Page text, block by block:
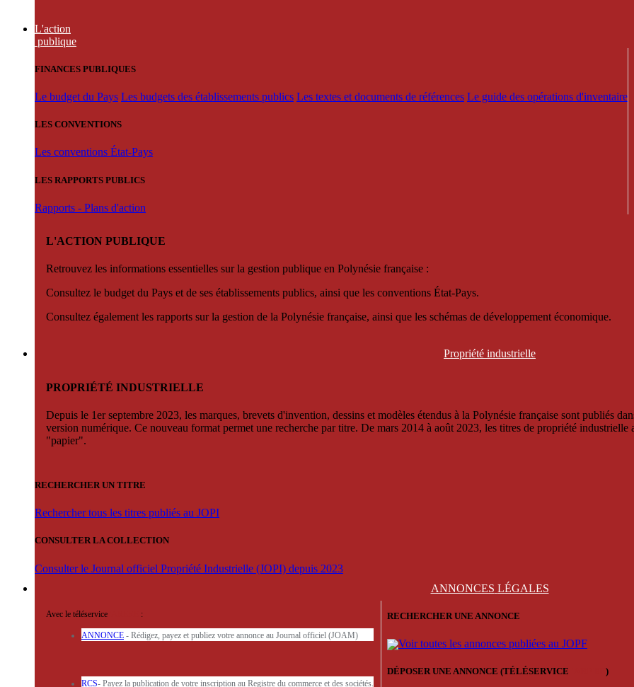
L'action
publique
FINANCES PUBLIQUES
Le budget du Pays Les budgets des établissements publics Les textes et documents de références Le guide des opérations d'inventaire
LES CONVENTIONS
Les conventions État-Pays
LES RAPPORTS PUBLICS
Rapports - Plans d'action
L'ACTION PUBLIQUE
Retrouvez les informations essentielles sur la gestion publique en Polynésie française :
Consultez le budget du Pays et de ses établissements publics, ainsi que les conventions État-Pays.
Consultez également les rapports sur la gestion de la Polynésie française, ainsi que les schémas de développement économique.
Propriété industrielle
PROPRIÉTÉ INDUSTRIELLE
Depuis le 1er septembre 2023, les marques, brevets d'invention, dessins et modèles étendus à la Polynésie française sont publiés
version numérique. Ce nouveau format permet une recherche par titre. De mars 2014 à août 2023, les titres de propriété
"papier".
RECHERCHER UN TITRE
Rechercher tous les titres publiés au JOPI
CONSULTER LA COLLECTION
Consulter le Journal officiel Propriété Industrielle (JOPI) depuis 2023
ANNONCES LÉGALES
Avec le téléservice :
ANNONCE - Rédigez, payez et publiez votre annonce au Journal officiel (JOAM)
RCS- Payez la publication de votre inscription au Registre du commerce et des sociétés.
RECHERCHER UNE ANNONCE
Voir toutes les annonces publiées au JOPF
DÉPOSER UNE ANNONCE (TÉLÉSERVICE )